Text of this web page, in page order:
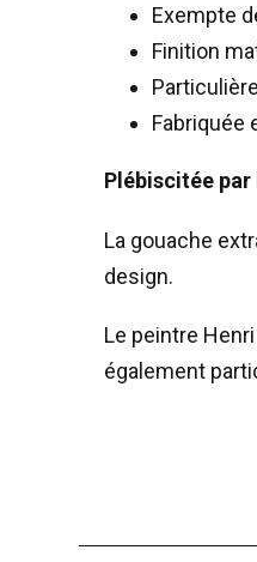
Exempte
Finition
Fabriquée
Plébiscitée
La gouache
design.
Le peintre
également